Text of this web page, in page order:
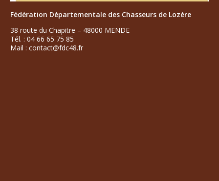
Fédération Départementale des Chasseurs de Lozère
38 route du Chapitre – 48000 MENDE
Tél. : 04 66 65 75 85
Mail : contact@fdc48.fr